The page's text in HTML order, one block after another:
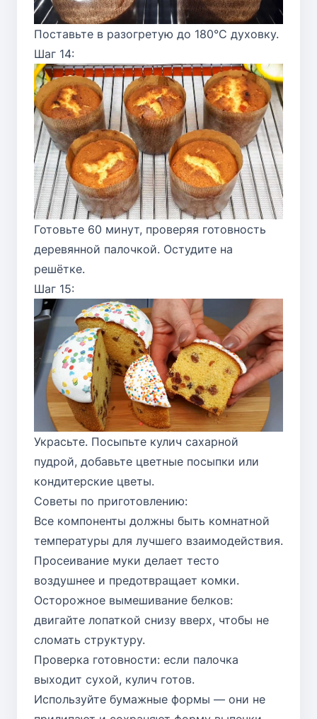
Поставьте в разогретую до 180°C духовку.
Шаг 14:
Готовьте 60 минут, проверяя готовность
деревянной палочкой. Остудите на
решётке.
Шаг 15:
Украсьте. Посыпьте кулич сахарной
пудрой, добавьте цветные посыпки или
кондитерские цветы.
Советы по приготовлению:
Все компоненты должны быть комнатной
температуры для лучшего взаимодействия.
Просеивание муки делает тесто
воздушнее и предотвращает комки.
Осторожное вымешивание белков:
двигайте лопаткой снизу вверх, чтобы не
сломать структуру.
Проверка готовности: если палочка
выходит сухой, кулич готов.
Используйте бумажные формы — они не